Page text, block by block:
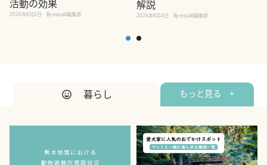
活動の効果
2026年8月5日 By equall編集部
解説
2026年8月4日 By equall編集部
暮らし もっと見る +